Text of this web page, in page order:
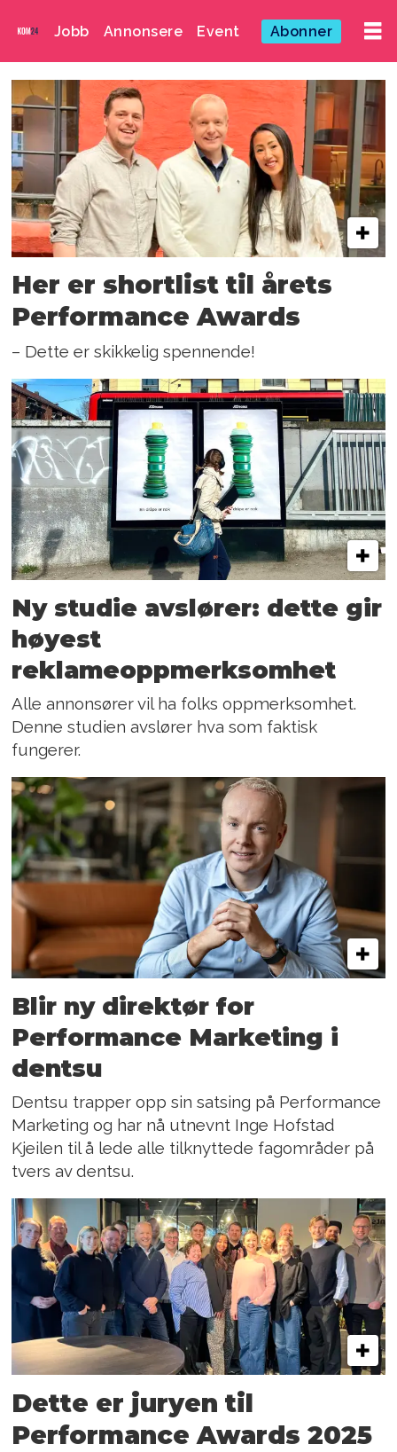
Jobb Annonsere Event Abonner
Emne:
inge
hofstad
kjeilen
Her er shortlist til årets
Performance Awards
– Dette er skikkelig spennende!
Ny studie avslører: dette gir
høyest
reklameoppmerksomhet
Alle annonsører vil ha folks oppmerksomhet.
Denne studien avslører hva som faktisk
fungerer.
Blir ny direktør for
Performance Marketing i
dentsu
Dentsu trapper opp sin satsing på Performance
Marketing og har nå utnevnt Inge Hofstad
Kjeilen til å lede alle tilknyttede fagområder på
tvers av dentsu.
Dette er juryen til
Performance Awards 2025